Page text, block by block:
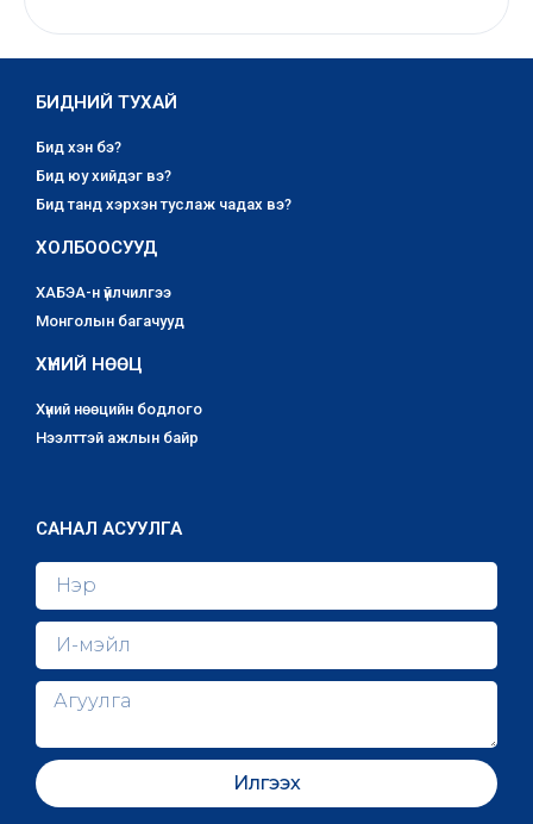
БИДНИЙ ТУХАЙ
Бид хэн бэ?
Бид юу хийдэг вэ?
Бид танд хэрхэн туслаж чадах вэ?
ХОЛБООСУУД
ХАБЭА-н үйлчилгээ
Монголын багачууд
ХҮНИЙ НӨӨЦ
Хүний нөөцийн бодлого
Нээлттэй ажлын байр
САНАЛ АСУУЛГА
Илгээх